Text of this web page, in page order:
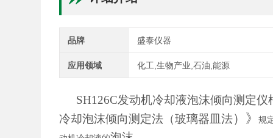
品牌 盛泰仪器
应用领域 化工,生物产业,石油,能源
SH126C发动机冷却液泡沫倾向测定
冷却泡沫倾向测定法（玻璃器皿法） 》规